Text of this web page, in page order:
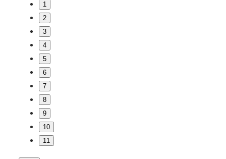
1
2
3
4
5
6
7
8
9
10
11